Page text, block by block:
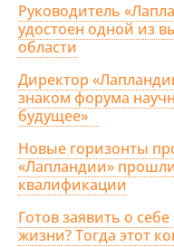
Руководитель
удостоен одной из
области
Директор
знаком форума
будущее»
Новые горизонты
«Лапландии»
квалификации
Готов заявить о
жизни? Тогда этот